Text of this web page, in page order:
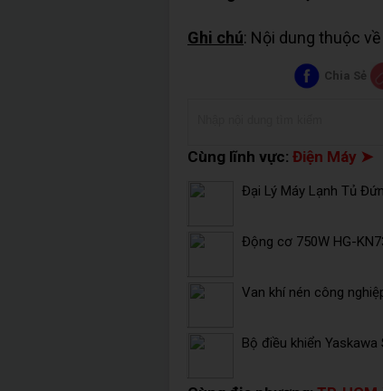
Ghi chú: Nội dung thuộc
Chia Sẻ
Cùng lĩnh vực: Điện Máy ➤
Đại Lý Máy Lạnh Tủ
Động cơ 750W HG-
Van khí nén công
Bộ điều khiển